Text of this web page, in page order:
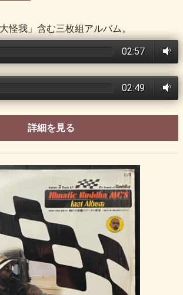
怪我」含む三枚組アルバム。
02:57
02:49
詳細を見る